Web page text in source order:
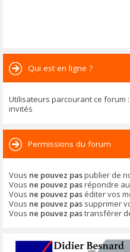
Qui est en ligne ?
Utilisateurs parcourant ce forum
invités
Permissions du forum
Vous ne pouvez paspublier de
Vous ne pouvez pasrépondre
Vous ne pouvez pas éditer vos
Vous ne pouvez pas supprimer
Vous ne pouvez pastransférer